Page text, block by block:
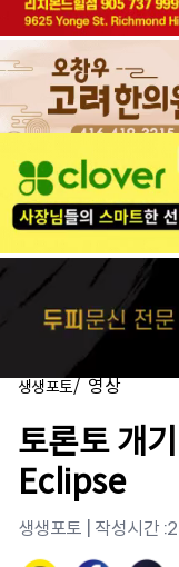
생생포토/ 영상
토론토 개
Eclipse
생생포토 | 작성시간 :